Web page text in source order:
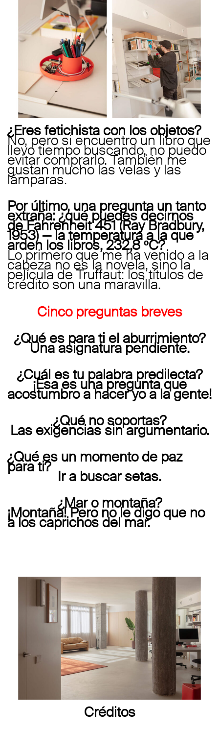
¿Eres fetichista con los objetos?
No, pero si encuentro un libro que
llevo tiempo buscando, no puedo
evitar comprarlo. También me
gustan mucho las velas y las
lámparas.
Por último, una pregunta un tanto
extraña: ¿qué puedes decirnos
de Fahrenheit 451 (Ray Bradbury,
1953) — la temperatura a la que
arden los libros, 232,8 ºC?
Lo primero que me ha venido a la
cabeza no es la novela, sino la
película de Truffaut: los títulos de
crédito son una maravilla.
Cinco preguntas breves
¿Qué es para ti el aburrimiento?
Una asignatura pendiente.
¿Cuál es tu palabra predilecta?
¡Esa es una pregunta que
acostumbro a hacer yo a la gente!
¿Qué no soportas?
Las exigencias sin argumentario.
¿Qué es un momento de paz
para ti?
Ir a buscar setas.
¿Mar o montaña?
¡Montaña! Pero no le digo que no
a los caprichos del mar.
Créditos